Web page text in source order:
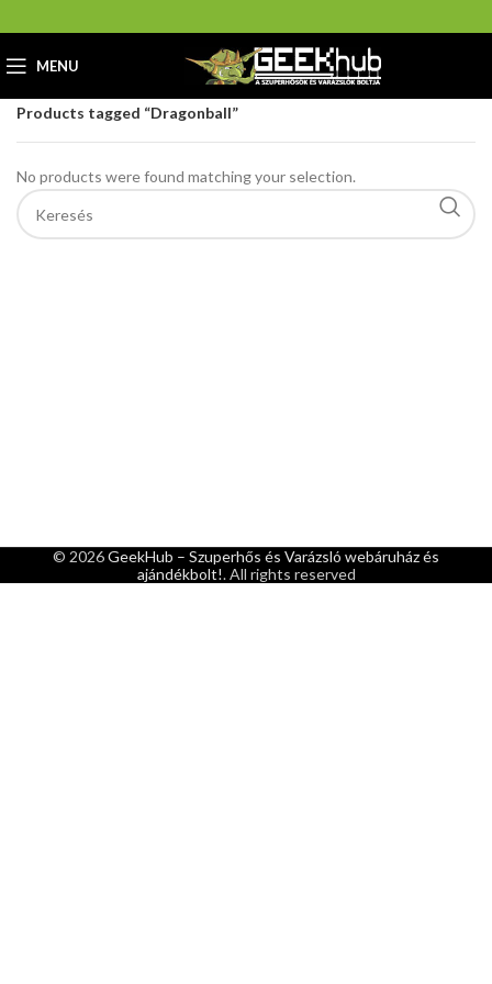
MENU
GeekHub Webáruház és Ajándékbolt
Products tagged “Dragonball”
No products were found matching your selection.
© 2026GeekHub – Szuperhős és Varázsló webáruház és
ajándékbolt!. All rights reserved